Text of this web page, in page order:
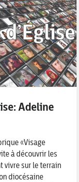
Adeline
«Visage
à découvrir les
vivre sur le terrain
diocésaine